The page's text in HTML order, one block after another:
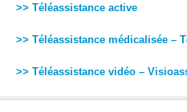
>> Téléassistance active
>> Téléassistance médicalisée –
>> Téléassistance vidéo –